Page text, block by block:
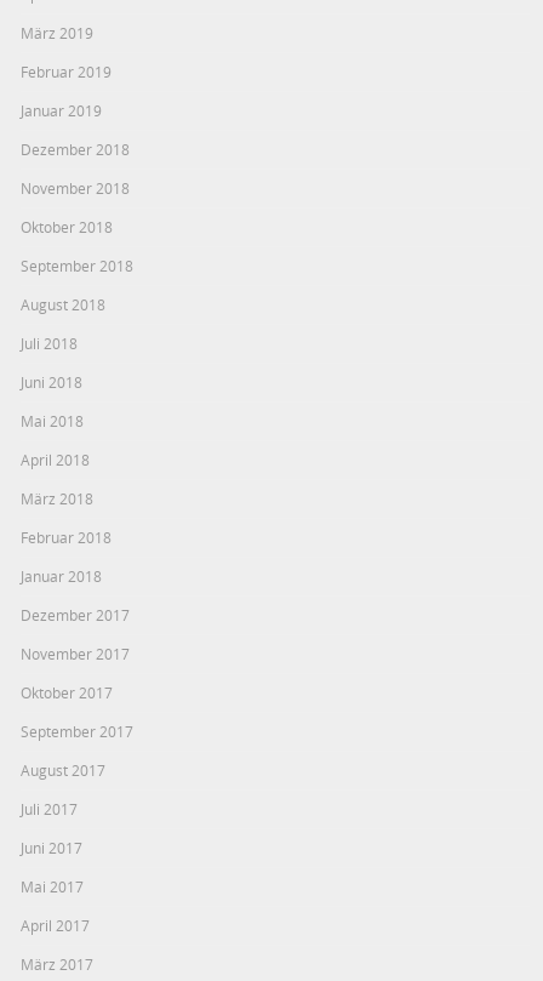
März 2019
Februar 2019
Januar 2019
Dezember 2018
November 2018
Oktober 2018
September 2018
August 2018
Juli 2018
Juni 2018
Mai 2018
April 2018
März 2018
Februar 2018
Januar 2018
Dezember 2017
November 2017
Oktober 2017
September 2017
August 2017
Juli 2017
Juni 2017
Mai 2017
April 2017
März 2017